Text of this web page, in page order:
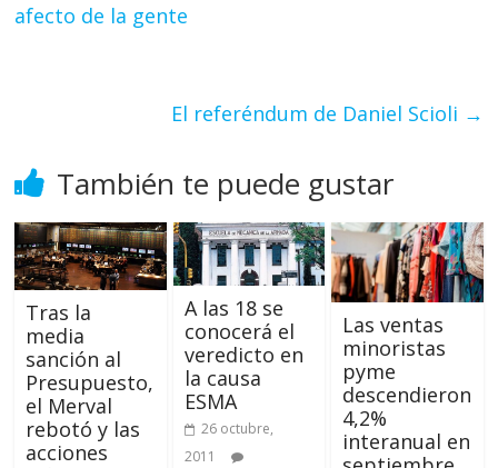
afecto de la gente
El referéndum de Daniel Scioli →
También te puede gustar
Tras la
media
sanción al
Presupuesto,
el Merval
rebotó y las
acciones
A las 18 se
conocerá el
veredicto en
la causa
ESMA
26 octubre,
2011
Las ventas
minoristas
pyme
descendieron
4,2%
interanual en